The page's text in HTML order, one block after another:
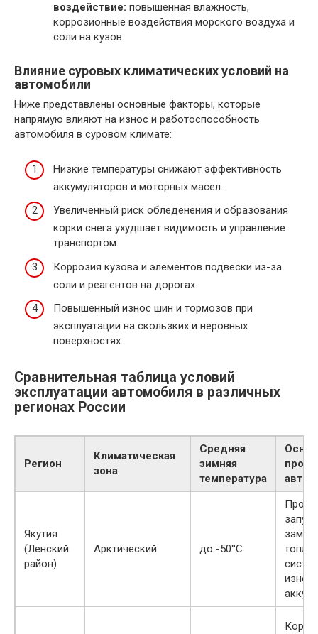
воздействие: повышенная влажность,
коррозионные воздействия морского воздуха и
соли на кузов.
Влияние суровых климатических условий на
автомобили
Ниже представлены основные факторы, которые
напрямую влияют на износ и работоспособность
автомобиля в суровом климате:
Низкие температуры снижают эффективность
аккумуляторов и моторных масел.
Увеличенный риск обледенения и образования
корки снега ухудшает видимость и управление
транспортом.
Коррозия кузова и элементов подвески из-за
соли и реагентов на дорогах.
Повышенный износ шин и тормозов при
эксплуатации на скользких и неровных
поверхностях.
Сравнительная таблица условий
эксплуатации автомобиля в различных
регионах России
Регион
Климатическая
зона
Средняя
зимняя
температура
Якутия
(Ленский
район)
Арктический до -50°C
износ